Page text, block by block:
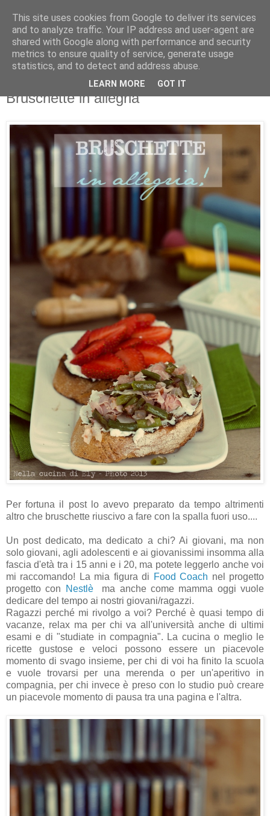
Bruschette in allegria
Per fortuna il post lo avevo preparato da tempo altrimenti
altro che bruschette riuscivo a fare con la spalla fuori uso....
Un post dedicato, ma dedicato a chi? Ai giovani, ma non
solo giovani, agli adolescenti e ai giovanissimi insomma alla
fascia d'età tra i 15 anni e i 20, ma potete leggerlo anche voi
mi raccomando! La mia figura di Food Coach nel progetto
progetto con
Nestlèma anche come mamma oggi vuole
dedicare del tempo ai nostri giovani/ragazzi.
Ragazzi perché mi rivolgo a voi? Perché è quasi tempo di
vacanze, relax ma per chi va all'università anche di ultimi
esami e di "studiate in compagnia". La cucina o meglio le
ricette gustose e veloci possono essere un piacevole
momento di svago insieme, per chi di voi ha finito la scuola
e vuole trovarsi per una merenda o per un'aperitivo in
compagnia, per chi invece è preso con lo studio può creare
un piacevole momento di pausa tra una pagina e l'altra.
This site uses cookies from Google to deliver its services
and to analyze traffic. Your IP address and user-agent are
shared with Google along with performance and security
metrics to ensure quality of service, generate usage
statistics, and to detect and address abuse.
LEARN MORE GOT IT